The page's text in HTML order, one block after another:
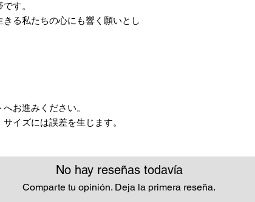
す。
る私たちの心にも響く願いとし
お進みください。
イズには誤差を生じます。
No hay reseñas todavía
Comparte tu opinión. Deja la primera reseña.